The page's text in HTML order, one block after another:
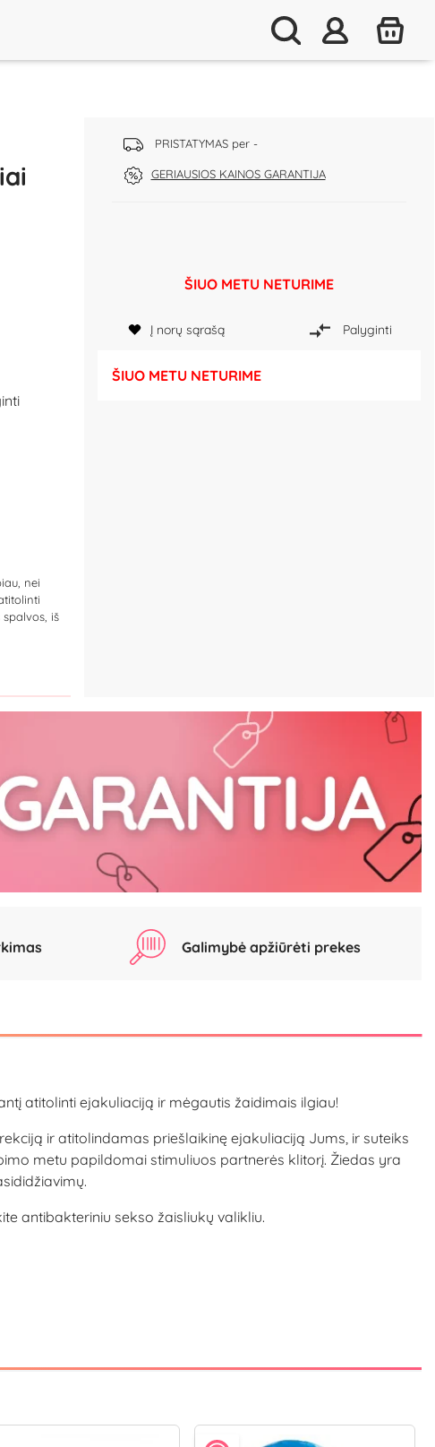
PRISTATYMAS per -
GERIAUSIOS KAINOS GARANTIJA
nei
iš
ŠIUO METU NETURIME
Į norų sąrašą Palyginti
ŠIUO METU NETURIME
Galimybė apžiūrėti prekes
atitolinti ejakuliaciją ir mėgautis žaidimais ilgiau!
ir atitolindamas priešlaikinę ejakuliaciją Jums, ir suteiks
metu papildomai stimuliuos partnerės klitorį. Žiedas yra
antibakteriniu sekso žaisliukų valikliu.